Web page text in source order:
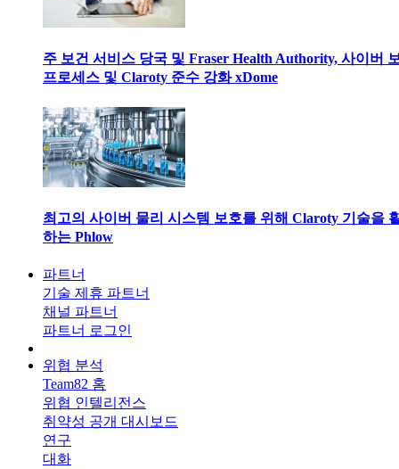
주 보건 서비스 당국 및 Fraser Health Authority, 사이버
프로세스 및 Claroty 준수 강화 xDome
최고의 사이버 물리 시스템 보호를 위해 Claroty 기술을
하는 Phlow
파트너
기술 제휴 파트너
채널 파트너
파트너 로그인
위협 분석
Team82 홈
위협 인텔리전스
취약성 공개 대시보드
연구
대화